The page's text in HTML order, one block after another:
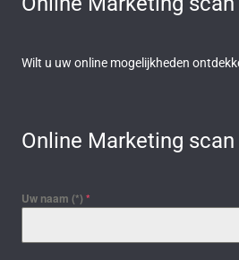
Wilt u uw online mogelijkheden
Online Marketing scan
Uw naam (*) *